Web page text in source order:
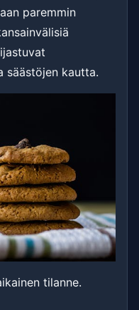
paremmin
säästöjen kautta.
tilanne.